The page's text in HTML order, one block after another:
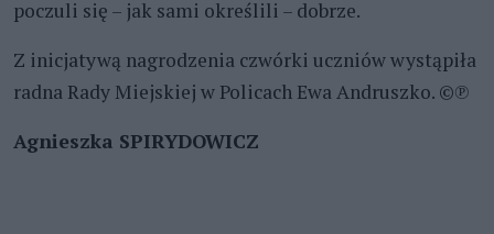
poczuli się – jak sami określili – dobrze.
Z inicjatywą nagrodzenia czwórki uczniów wystąpiła
radna Rady Miejskiej w Policach Ewa Andruszko. ©℗
Agnieszka SPIRYDOWICZ